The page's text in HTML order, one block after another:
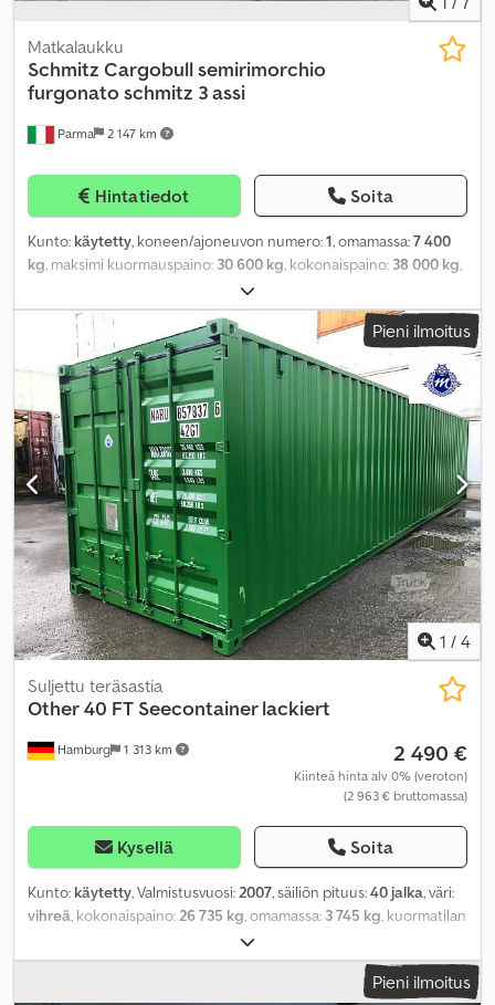
Parma 2 147 km
Matkalaukku
Schmitz Cargobullsemirimorchio
furgonato schmitz 3 assi
Hintatiedot Soita
Kunto: käytetty, koneen/ajoneuvon numero:1, omamassa:7 400
kg, maksimi kuormauspaino: 30 600 kg, kokonaispaino: 38 000 kg,
, ensirekisteröinti:
tarkastus (TÜV):01/2024, kuormatilan pituus:13 650 mm, lastitilan
2 500 mm , kuormatilan korkeus: 2 700 mm, jousitus:ilma,
renkaan koko:385.55 r 22.5 , väri: valkoinen, Valmistusvuosi:
Varusteet:ABS,
Pieni ilmoitus
1 / 4
Hamburg 1 313 km
Suljettu teräsastia
Other40 FT Seecontainer lackiert
2 490 €
Kiinteä hinta alv 0% (veroton)
(2 963 € bruttomassa)
Kysellä Soita
Kunto: käytetty, Valmistusvuosi:2007, säiliön pituus:40 jalka, väri:
vihreä, kokonaispaino:26 735 kg, omamassa: 3 745 kg, kuormatilan
, lastitilan leveys:2 352 mm
12 032 mm, kuormatilan korkeus:2 390 mm,
Pieni ilmoitus